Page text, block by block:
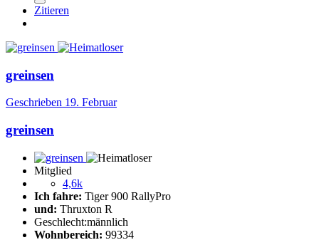
Zitieren
greinsen
Geschrieben 19. Februar
greinsen
Mitglied
4,6k
Ich fahre: Tiger 900 RallyPro
und: Thruxton R
Geschlecht:männlich
Wohnbereich: 99334